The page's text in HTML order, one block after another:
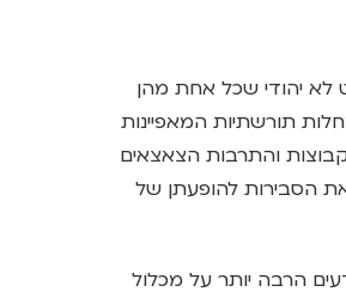
לא יהודי שכל אחת מהן
תורשתיות המאפיינות
והתרבות הצאצאים
הסבירות להופעתן של
הרבה יותר על מכלול